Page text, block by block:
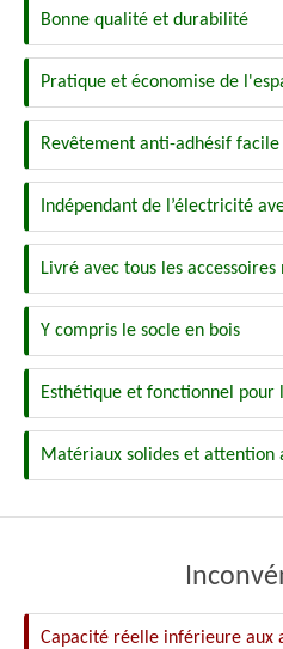
Bonne qualité et durabilité
Pratique et économise de
Revêtement anti-adhésif
Indépendant de l’électricité
Livré avec tous les accessoires
Y compris le socle en bois
Esthétique et fonctionnel
Matériaux solides et attention
Capacité réelle inférieure aux